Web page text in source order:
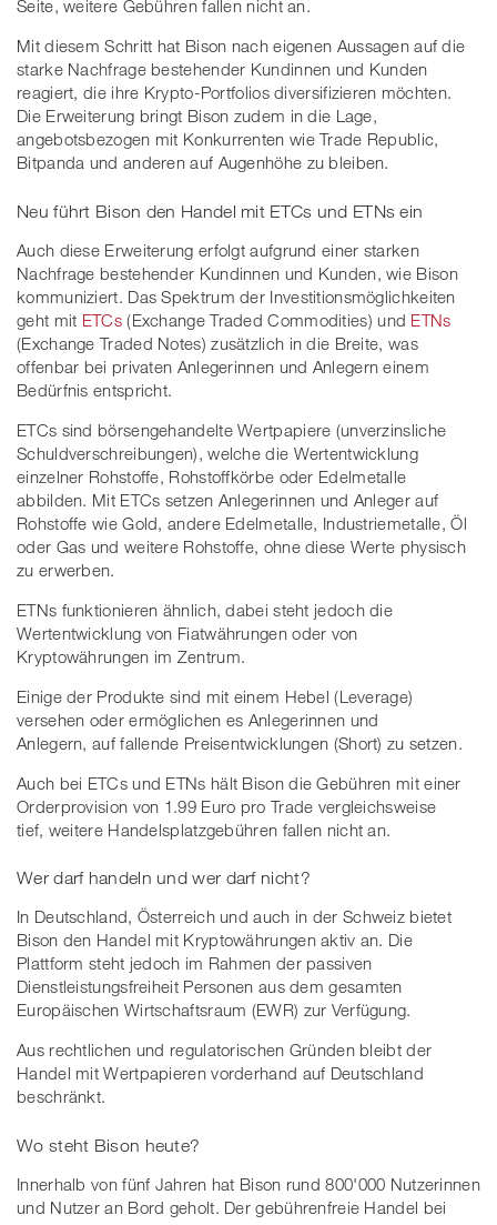
Seite, weitere Gebühren fallen nicht an.
Mit diesem Schritt hat Bison nach eigenen Aussagen auf die
starke Nachfrage bestehender Kundinnen und Kunden
reagiert, die ihre Krypto-Portfolios diversifizieren möchten.
Die Erweiterung bringt Bison zudem in die Lage,
angebotsbezogen mit Konkurrenten wie Trade Republic,
Bitpanda und anderen auf Augenhöhe zu bleiben.
Neu führt Bison den Handel mit ETCs und ETNs ein
Auch diese Erweiterung erfolgt aufgrund einer starken
Nachfrage bestehender Kundinnen und Kunden, wie Bison
kommuniziert. Das Spektrum der Investitionsmöglichkeiten
geht mit ETCs(Exchange Traded Commodities) und ETNs
(Exchange Traded Notes) zusätzlich in die Breite, was
offenbar bei privaten Anlegerinnen und Anlegern einem
Bedürfnis entspricht.
ETCs sind börsengehandelte Wertpapiere (unverzinsliche
Schuldverschreibungen), welche die Wertentwicklung
einzelner Rohstoffe, Rohstoffkörbe oder Edelmetalle
abbilden. Mit ETCs setzen Anlegerinnen und Anleger auf
Rohstoffe wie Gold, andere Edelmetalle, Industriemetalle, Öl
oder Gas und weitere Rohstoffe, ohne diese Werte physisch
zu erwerben.
ETNs funktionieren ähnlich, dabei steht jedoch die
Wertentwicklung von Fiatwährungen oder von
Kryptowährungen im Zentrum.
Einige der Produkte sind mit einem Hebel (Leverage)
versehen oder ermöglichen es Anlegerinnen und
Anlegern, auf fallende Preisentwicklungen (Short) zu setzen.
Auch bei ETCs und ETNs hält Bison die Gebühren mit einer
Orderprovision von 1.99 Euro pro Trade vergleichsweise
tief, weitere Handelsplatzgebühren fallen nicht an.
Wer darf handeln und wer darf nicht?
In Deutschland, Österreich und auch in der Schweiz bietet
Bison den Handel mit Kryptowährungen aktiv an. Die
Plattform steht jedoch im Rahmen der passiven
Dienstleistungsfreiheit Personen aus dem gesamten
Europäischen Wirtschaftsraum (EWR) zur Verfügung.
Aus rechtlichen und regulatorischen Gründen bleibt der
Handel mit Wertpapieren vorderhand auf Deutschland
beschränkt.
Wo steht Bison heute?
Innerhalb von fünf Jahren hat Bison rund 800'000 Nutzerinnen
und Nutzer an Bord geholt. Der gebührenfreie Handel bei